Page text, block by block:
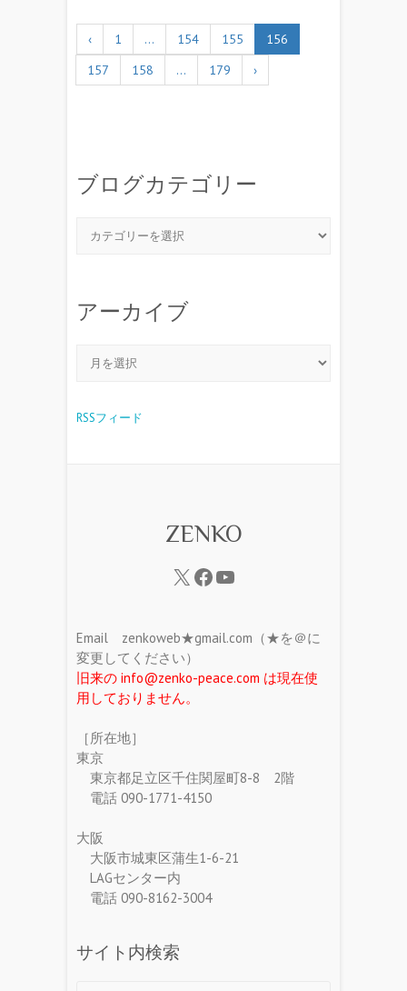
‹ 1 … 154 155
156
157
158 … 179 ›
ブログカテゴリー
アーカイブ
RSSフィード
ZENKO
Email zenkoweb★gmail.com（★を＠に
変更してください）
旧来の info@zenko-peace.com は現在使
用しておりません。
［所在地］
東京
東京都足立区千住関屋町8-8 2階
電話 090-1771-4150
大阪
大阪市城東区蒲生1-6-21
LAGセンター内
電話 090-8162-3004
サイト内検索